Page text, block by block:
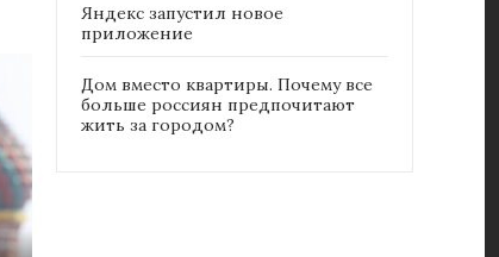
Яндекс запустил новое
приложение
Дом вместо квартиры. Почему все
больше россиян предпочитают
жить за городом?